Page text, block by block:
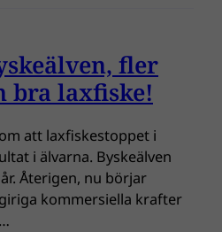
fler
bra laxfiske!
att laxfiskestoppet i
i älvarna. Byskeälven
Återigen, nu börjar
kommersiella krafter